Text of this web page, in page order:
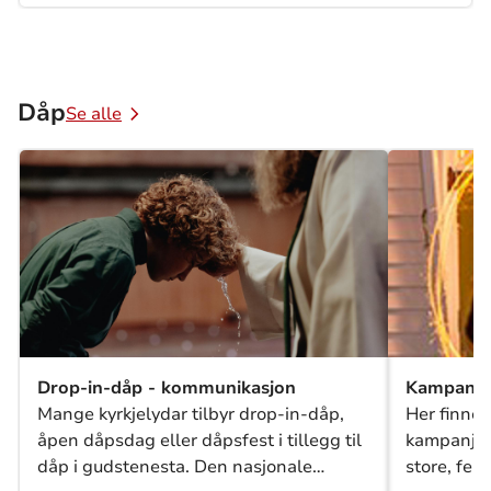
DåpSe alle
Drop-in-dåp - kommunikasjon
Mange kyrkjelydar tilbyr drop-in-dåp,
åpen dåpsdag eller dåpsfest i tillegg til
dåp i gudstenesta. Den nasjonale
Her
store,